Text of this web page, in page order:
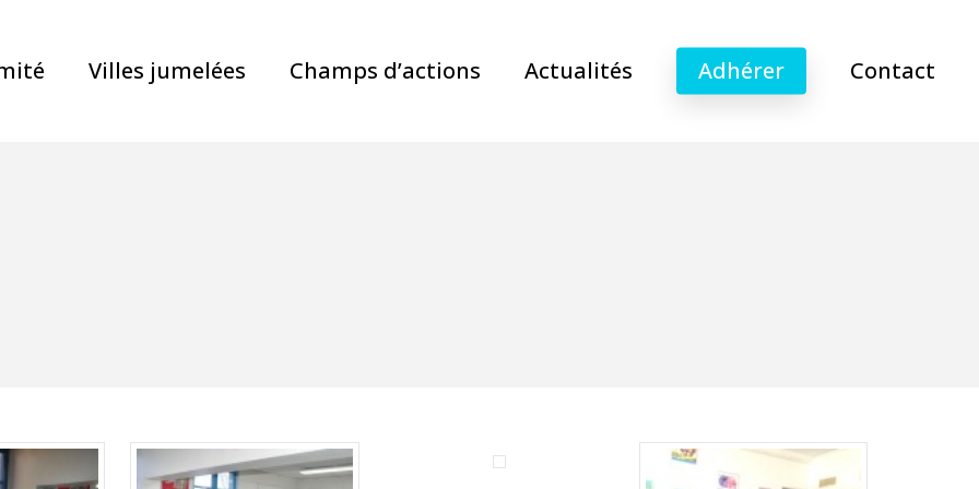
Villes jumelées Champs d’actions Actualités Adhérer Contact